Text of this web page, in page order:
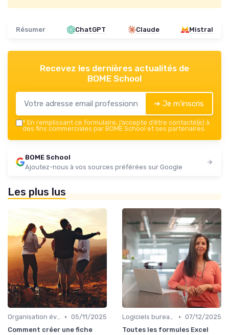
Résumer ChatGPT Claude Mistral
Recevez les dernières actualités de
BOME School
➔ Je m'inscris
* En remplissant ce formulaire, j’accepte d’être contacté(e) à
des fins commerciales par BOME School et ses partenaires.
BOME School
Ajoutez-nous à vos sources préférées sur Google
Les plus lus
Organisation événements • 05/11/2025
Comment créer une fiche
Logiciels bureautiques • 07/12/2025
Toutes les formules Excel